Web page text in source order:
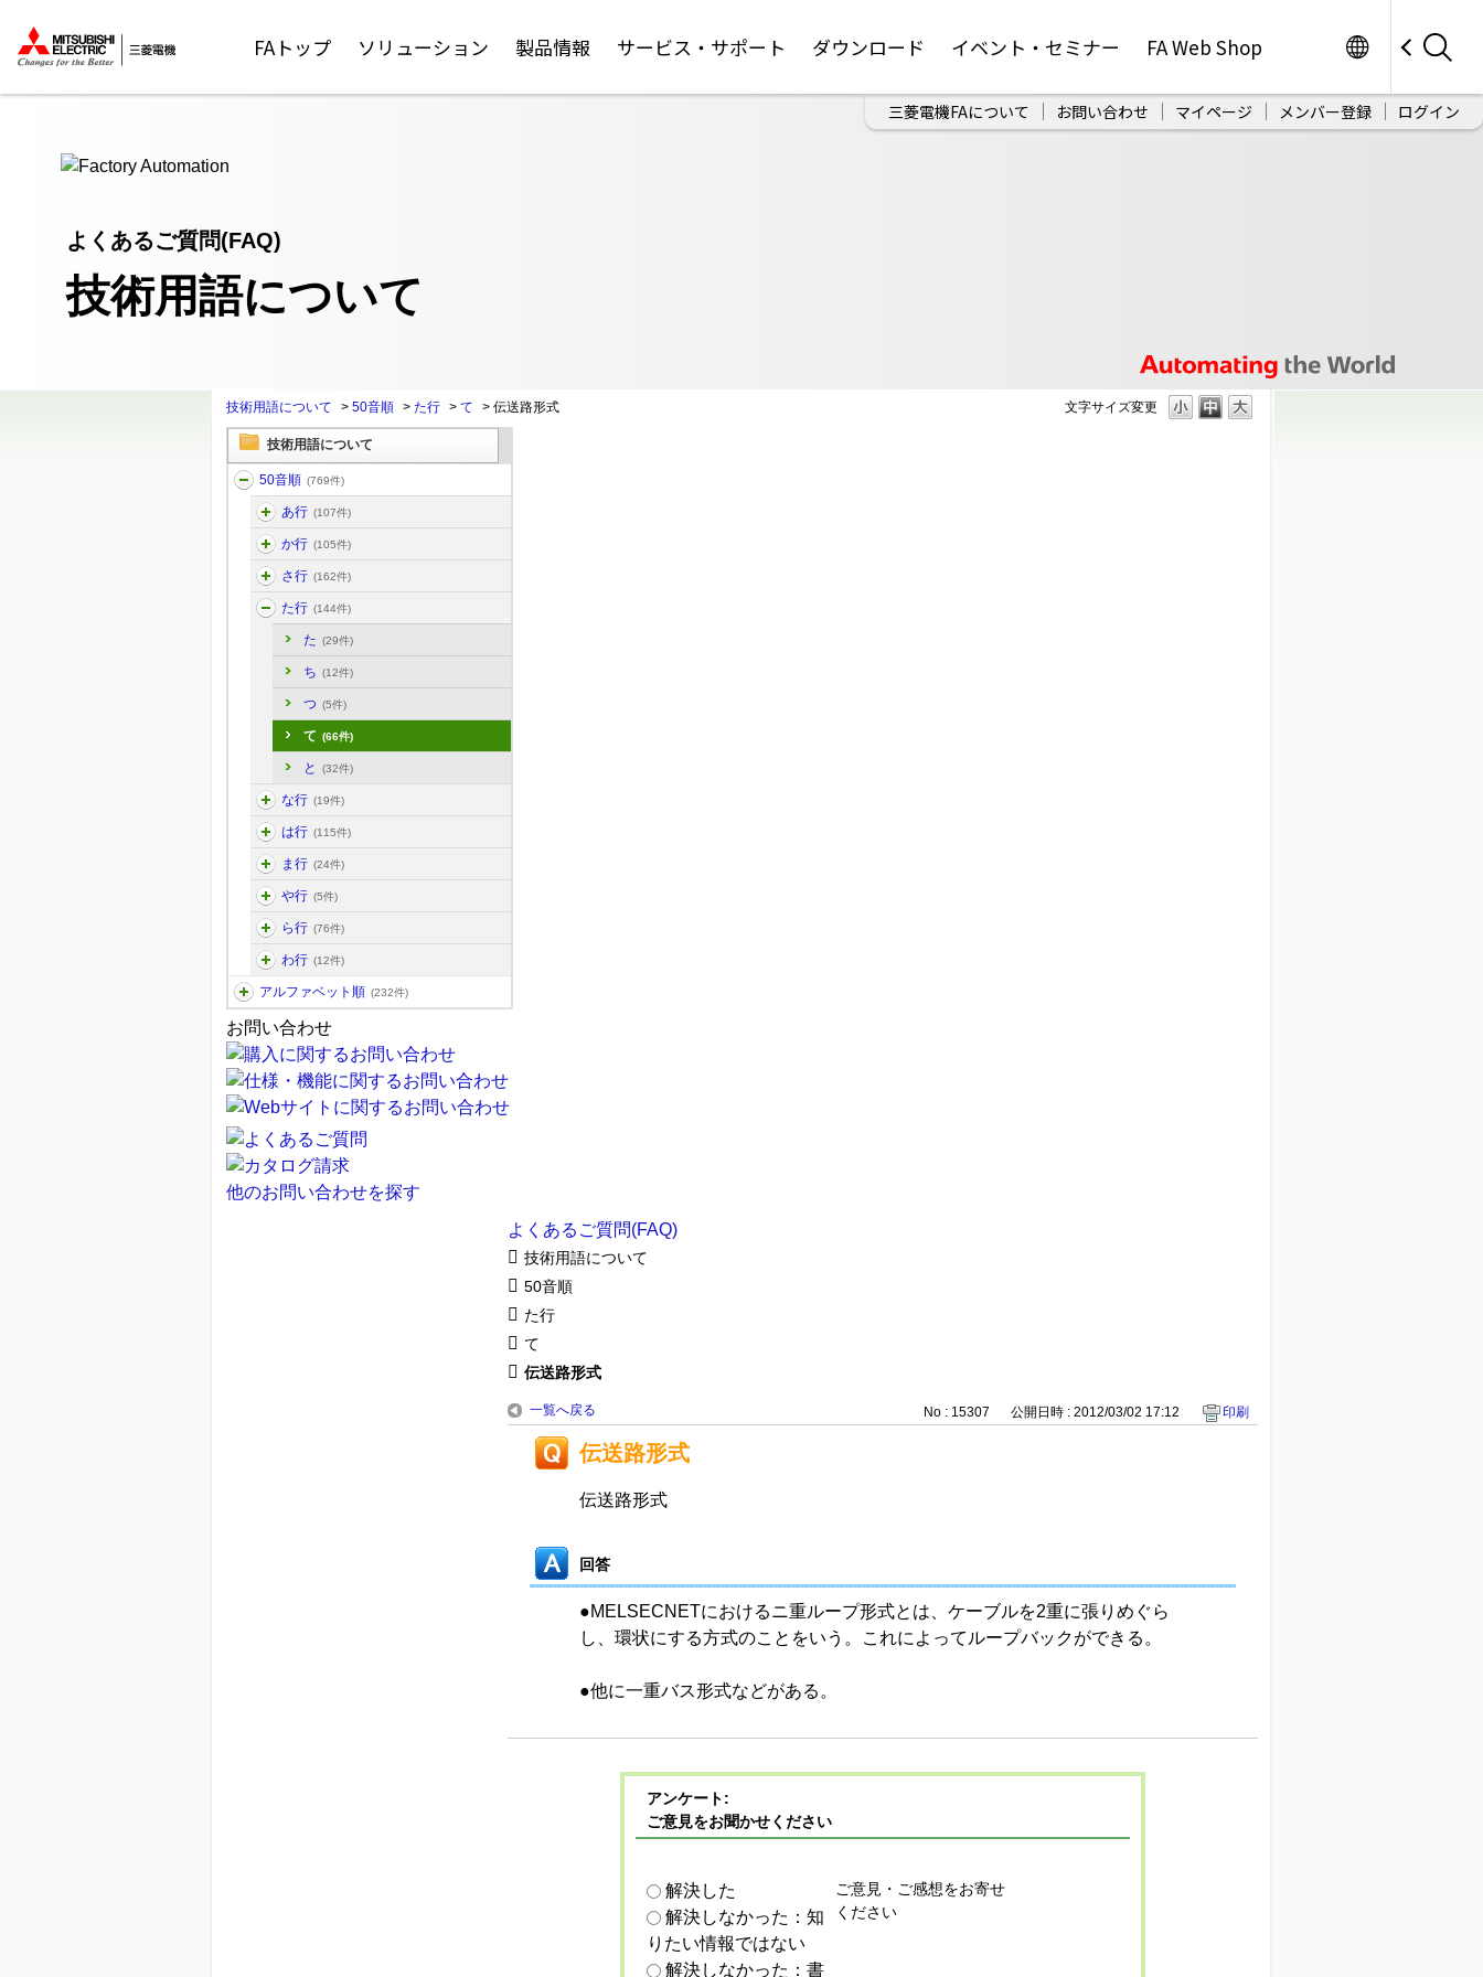
FAトップ ソリューション 製品情報 サービス・サポート ダウンロード イベント・セミナー FA Web Shop
三菱電機FAについて お問い合わせ マイページ メンバー登録 ログイン
よくあるご質問(FAQ)
技術用語について
文字サイズ変更
技術用語について > 50音順 > た行 > て > 伝送路形式
技術用語について
50音順 (769件)
あ行 (107件)
か行 (105件)
さ行 (162件)
た行 (144件)
た (29件)
ち (12件)
つ (5件)
て (66件)
と (32件)
な行 (19件)
は行 (115件)
ま行 (24件)
や行 (5件)
ら行 (76件)
わ行 (12件)
アルファベット順 (232件)
お問い合わせ
他のお問い合わせを探す
よくあるご質問(FAQ)
技術用語について
50音順
た行
て
伝送路形式
一覧へ戻る No : 15307 公開日時 : 2012/03/02 17:12 印刷
伝送路形式
伝送路形式
回答
●MELSECNETにおけるニ重ループ形式とは、ケーブルを2重に張りめぐら
し、環状にする方式のことをいう。これによってループバックができる。
●他に一重バス形式などがある。
アンケート:
ご意見をお聞かせください
解決した
解決しなかった：知
りたい情報ではない
解決しなかった：書
ご意見・ご感想をお寄せ
ください